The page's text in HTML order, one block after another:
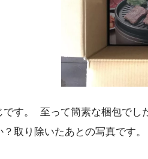
です。 至って簡素な梱包でし
？取り除いたあとの写真です。